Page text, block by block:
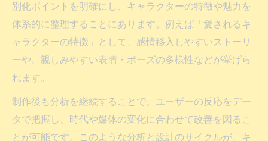
る影響
長期的な活用を見据えた依頼の注意点とは
キャラクター制作依頼時の長期活用分析ポ
イント
説
依頼前に押さえるべき制作・分析の注意事
別化ポイントを明確にし、キャラクターの特徴や魅力を
体系的に整理することにあります。例えば「愛されるキ
ャラクターの特徴」として、感情移入しやすいストーリ
ーや、親しみやすい表情・ポーズの多様性などが挙げら
れます。
制作後も分析を継続することで、ユーザーの反応をデー
タで把握し、時代や媒体の変化に合わせて改善を図るこ
とが可能です。このような分析と設計のサイクルが、キ